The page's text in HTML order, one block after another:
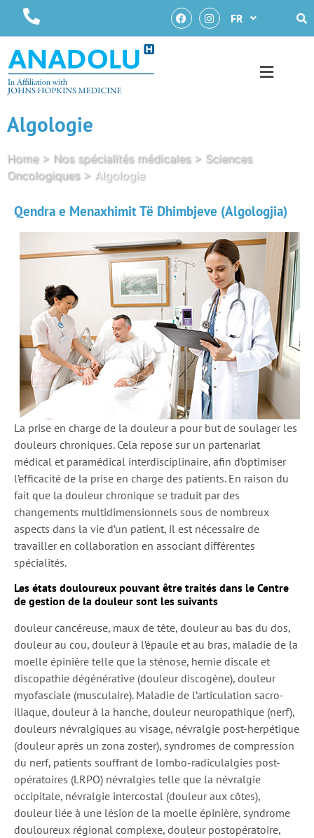
FR
Algologie
Home > Nos spécialités médicales > Sciences
Oncologiques > Algologie
Qendra e Menaxhimit Të Dhimbjeve (Algologjia)
La prise en charge de la douleur a pour but de soulager les
douleurs chroniques. Cela repose sur un partenariat
médical et paramédical interdisciplinaire, afin d’optimiser
l’efficacité de la prise en charge des patients. En raison du
fait que la douleur chronique se traduit par des
changements multidimensionnels sous de nombreux
aspects dans la vie d’un patient, il est nécessaire de
travailler en collaboration en associant différentes
spécialités.
Les états douloureux pouvant être traités dans le Centre
de gestion de la douleur sont les suivants
douleur cancéreuse, maux de tête, douleur au bas du dos,
douleur au cou, douleur à l’épaule et au bras, maladie de la
moelle épinière telle que la sténose, hernie discale et
discopathie dégénérative (douleur discogène), douleur
myofasciale (musculaire). Maladie de l’articulation sacro-
iliaque, douleur à la hanche, douleur neuropathique (nerf),
douleurs névralgiques au visage, névralgie post-herpétique
(douleur après un zona zoster), syndromes de compression
du nerf, patients souffrant de lombo-radiculalgies post-
opératoires (LRPO) névralgies telle que la névralgie
occipitale, névralgie intercostal (douleur aux côtes),
douleur liée à une lésion de la moelle épinière, syndrome
douloureux régional complexe, douleur postopératoire,